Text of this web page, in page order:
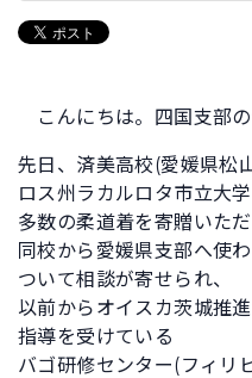
こんにちは。四国支部の
先日、済美高校(愛媛県松
ロス州ラカルロタ市立大
多数の柔道着を寄贈いただ
同校から愛媛県支部へ使
ついて相談が寄せられ、
以前からオイスカ茨城推
指導を受けている
バゴ研修センター(フィリ